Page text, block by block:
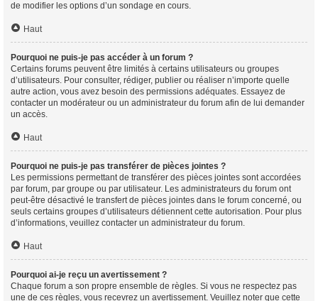
de modifier les options d’un sondage en cours.
Haut
Pourquoi ne puis-je pas accéder à un forum ?
Certains forums peuvent être limités à certains utilisateurs ou groupes
d’utilisateurs. Pour consulter, rédiger, publier ou réaliser n’importe quelle
autre action, vous avez besoin des permissions adéquates. Essayez de
contacter un modérateur ou un administrateur du forum afin de lui demander
un accès.
Haut
Pourquoi ne puis-je pas transférer de pièces jointes ?
Les permissions permettant de transférer des pièces jointes sont accordées
par forum, par groupe ou par utilisateur. Les administrateurs du forum ont
peut-être désactivé le transfert de pièces jointes dans le forum concerné, ou
seuls certains groupes d’utilisateurs détiennent cette autorisation. Pour plus
d’informations, veuillez contacter un administrateur du forum.
Haut
Pourquoi ai-je reçu un avertissement ?
Chaque forum a son propre ensemble de règles. Si vous ne respectez pas
une de ces règles, vous recevrez un avertissement. Veuillez noter que cette